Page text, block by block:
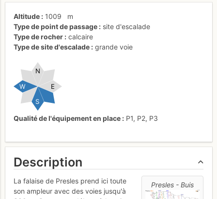
Altitude 1009
m
Type de point de passage
site d'escalade
Type de rocher
calcaire
Type de site d'escalade
grande voie
E
W
S
N
Qualité de l'équipement en place P1, P2, P3
Description
Presles - Buis
La falaise de Presles prend ici toute
son ampleur avec des voies jusqu'à